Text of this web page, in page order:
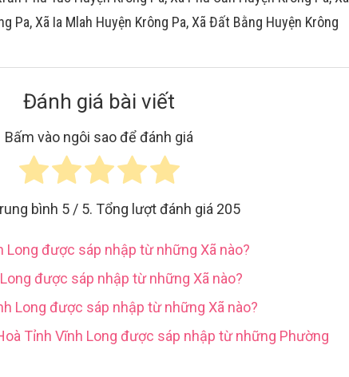
Pa, Xã Ia Mlah Huyện Krông Pa, Xã Đất Bằng Huyện Krông
Đánh giá bài viết
Bấm vào ngôi sao để đánh giá
bình 5 / 5. Tổng lượt đánh giá 205
Long được sáp nhập từ những Xã nào?
được sáp nhập từ những Xã nào?
Long được sáp nhập từ những Xã nào?
Tỉnh Vĩnh Long được sáp nhập từ những Phường